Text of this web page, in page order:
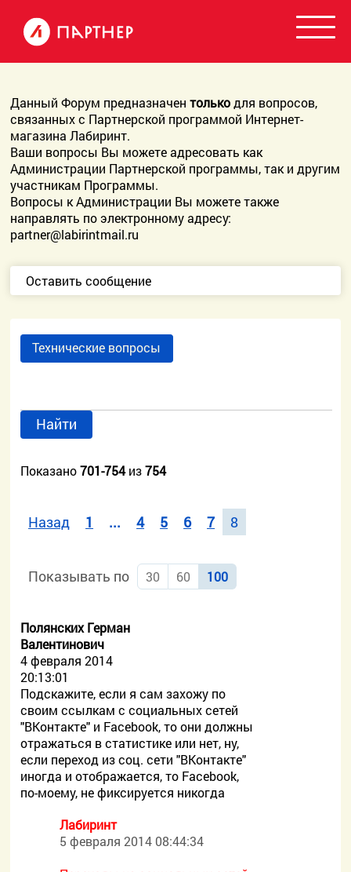
Данный Форум предназначентолькодля вопросов,
связанных с Партнерской программой Интернет-
магазина Лабиринт.
Ваши вопросы Вы можете адресовать как
Администрации Партнерской программы, так и другим
участникам Программы.
Вопросы к Администрации Вы можете также
направлять по электронному адресу:
partner@labirintmail.ru
Оставить сообщение
Технические вопросы
Найти
Показано701-754из754
Назад 1 ... 4 5 6 7 8
Показывать по 30 60 100
Полянских Герман
Валентинович
4 февраля 2014
20:13:01
Подскажите, если я сам захожу по
своим ссылкам с социальных сетей
"ВКонтакте" и Facebook, то они должны
отражаться в статистике или нет, ну,
если переход из соц. сети "ВКонтакте"
иногда и отображается, то Facebook,
по-моему, не фиксируется никогда
Лабиринт
5 февраля 2014 08:44:34